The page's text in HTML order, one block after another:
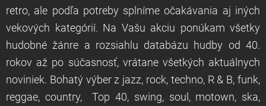
retro, ale podľa potreby splníme očakávania aj iných
vekových kategórií. Na Vašu akciu ponúkam všetky
hudobné žánre a rozsiahlu databázu hudby od 40.
rokov až po súčasnosť, vrátane všetkých aktuálnych
noviniek. Bohatý výber z jazz, rock, techno, R & B, funk,
reggae, country, Top 40, swing, soul, motown, ska,